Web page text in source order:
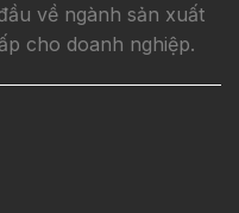
về ngành sản xuất
cho doanh nghiệp.